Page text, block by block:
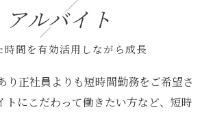
アルバイト
時間を有効活用しながら成長
り正社員よりも短時間勤務をご希望さ
トにこだわって働きたい方など、短時